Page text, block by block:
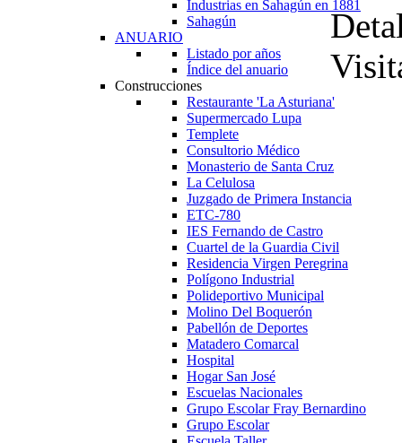
Industrias en Sahagún en 1881
Sahagún
ANUARIO
Listado por años
Índice del anuario
Construcciones
Restaurante 'La Asturiana'
Supermercado Lupa
Templete
Consultorio Médico
Monasterio de Santa Cruz
La Celulosa
Juzgado de Primera Instancia
ETC-780
IES Fernando de Castro
Cuartel de la Guardia Civil
Residencia Virgen Peregrina
Polígono Industrial
Polideportivo Municipal
Molino Del Boquerón
Pabellón de Deportes
Matadero Comarcal
Hospital
Hogar San José
Escuelas Nacionales
Grupo Escolar Fray Bernardino
Grupo Escolar